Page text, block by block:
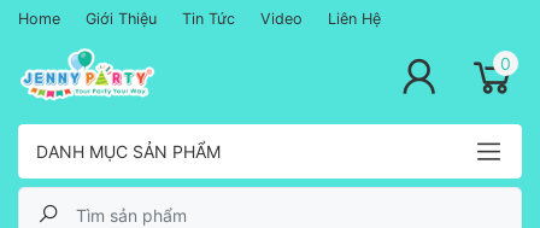
menu
Home Giới Thiệu Tin Tức Video Liên Hệ
DANH MỤC SẢN PHẨM
0